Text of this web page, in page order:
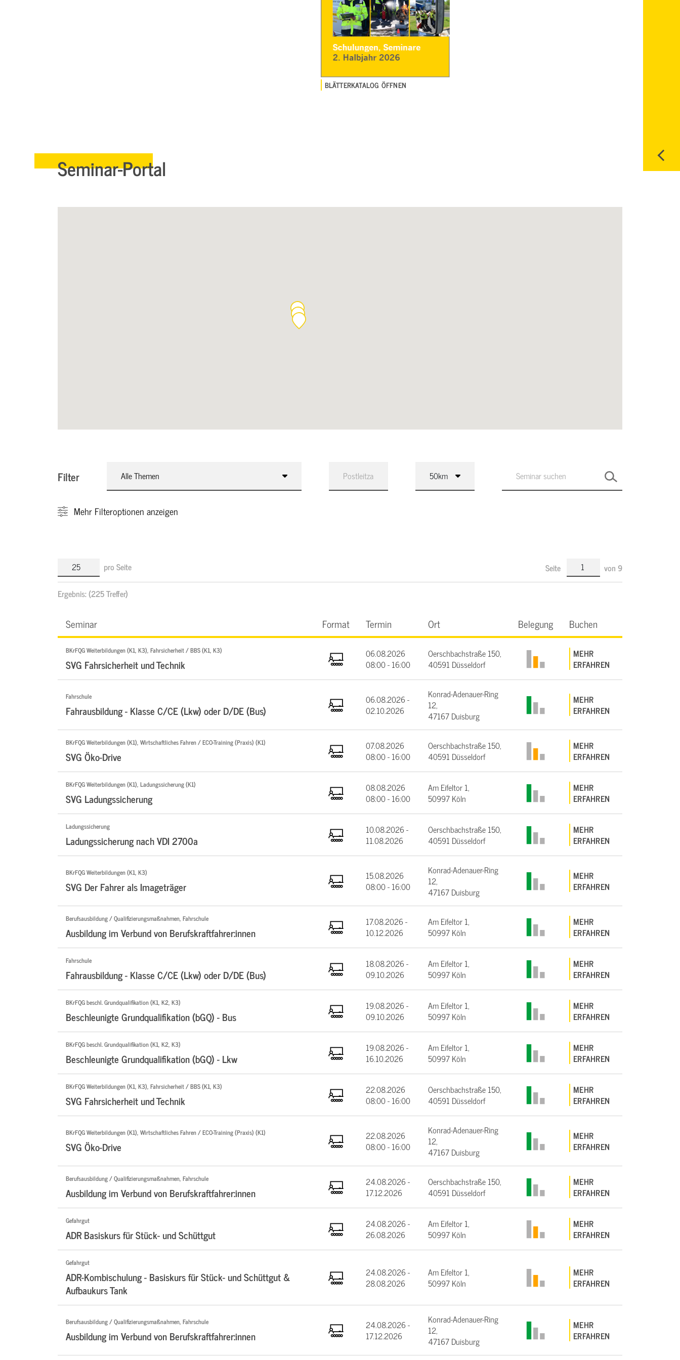
BLÄTTERKATALOG ÖFFNEN
Seminar-Portal
Filter Alle Themen
Mehr Filteroptionen anzeigen
pro Seite Seite von 9
Ergebnis:(225 Treffer)
Seminar Format Termin Ort Belegung Buchen
BKrFQG Weiterbildungen (K1, K3), Fahrsicherheit / BBS (K1, K3)
SVG Fahrsicherheit und Technik
06.08.2026
08:00 - 16:00
Oerschbachstraße 150,
40591 Düsseldorf
MEHR
ERFAHREN
Fahrschule
Fahrausbildung - Klasse C/CE (Lkw) oder D/DE (Bus)
06.08.2026 -
02.10.2026
Konrad-Adenauer-Ring
12,
47167 Duisburg
MEHR
ERFAHREN
BKrFQG Weiterbildungen (K1), Wirtschaftliches Fahren / ECO-Training (Praxis) (K1)
SVG Öko-Drive
07.08.2026
08:00 - 16:00
Oerschbachstraße 150,
40591 Düsseldorf
MEHR
ERFAHREN
BKrFQG Weiterbildungen (K1), Ladungssicherung (K1)
SVG Ladungssicherung
08.08.2026
08:00 - 16:00
Am Eifeltor 1,
50997 Köln
MEHR
ERFAHREN
Ladungssicherung
Ladungssicherung nach VDI 2700a
10.08.2026 -
11.08.2026
Oerschbachstraße 150,
40591 Düsseldorf
MEHR
ERFAHREN
BKrFQG Weiterbildungen (K1, K3)
SVG Der Fahrer als Imageträger
15.08.2026
08:00 - 16:00
Konrad-Adenauer-Ring
12,
47167 Duisburg
MEHR
ERFAHREN
Berufsausbildung / Qualifizierungsmaßnahmen, Fahrschule
Ausbildung im Verbund von Berufskraftfahrer:innen
17.08.2026 -
10.12.2026
Am Eifeltor 1,
50997 Köln
MEHR
ERFAHREN
Fahrschule
Fahrausbildung - Klasse C/CE (Lkw) oder D/DE (Bus)
18.08.2026 -
09.10.2026
Am Eifeltor 1,
50997 Köln
MEHR
ERFAHREN
BKrFQG beschl. Grundqualifikation (K1, K2, K3)
Beschleunigte Grundqualifikation (bGQ) - Bus
19.08.2026 -
09.10.2026
Am Eifeltor 1,
50997 Köln
MEHR
ERFAHREN
BKrFQG beschl. Grundqualifikation (K1, K2, K3)
Beschleunigte Grundqualifikation (bGQ) - Lkw
19.08.2026 -
16.10.2026
Am Eifeltor 1,
50997 Köln
MEHR
ERFAHREN
BKrFQG Weiterbildungen (K1, K3), Fahrsicherheit / BBS (K1, K3)
SVG Fahrsicherheit und Technik
22.08.2026
08:00 - 16:00
Oerschbachstraße 150,
40591 Düsseldorf
MEHR
ERFAHREN
BKrFQG Weiterbildungen (K1), Wirtschaftliches Fahren / ECO-Training (Praxis) (K1)
SVG Öko-Drive
22.08.2026
08:00 - 16:00
Konrad-Adenauer-Ring
12,
47167 Duisburg
MEHR
ERFAHREN
Berufsausbildung / Qualifizierungsmaßnahmen, Fahrschule
Ausbildung im Verbund von Berufskraftfahrer:innen
24.08.2026 -
17.12.2026
Oerschbachstraße 150,
40591 Düsseldorf
MEHR
ERFAHREN
Gefahrgut
ADR Basiskurs für Stück- und Schüttgut
24.08.2026 -
26.08.2026
Am Eifeltor 1,
50997 Köln
MEHR
ERFAHREN
Gefahrgut
ADR-Kombischulung - Basiskurs für Stück- und Schüttgut &
Aufbaukurs Tank
24.08.2026 -
28.08.2026
Am Eifeltor 1,
50997 Köln
MEHR
ERFAHREN
Berufsausbildung / Qualifizierungsmaßnahmen, Fahrschule
Ausbildung im Verbund von Berufskraftfahrer:innen
24.08.2026 -
17.12.2026
Konrad-Adenauer-Ring
12,
47167 Duisburg
MEHR
ERFAHREN